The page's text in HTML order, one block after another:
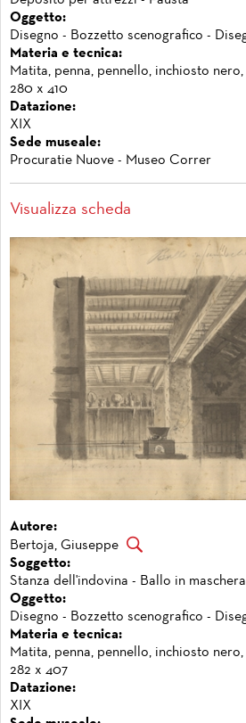
Oggetto:
Disegno - Bozzetto scenografico -
Materia e tecnica:
Matita, penna, pennello, inchiosto
280 x 410
Datazione:
XIX
Sede museale:
Procuratie Nuove - Museo Correr
Visualizza scheda
Autore:
Bertoja, Giuseppe
Soggetto:
Stanza dell'indovina - Ballo in maschera
Oggetto:
Disegno - Bozzetto scenografico -
Materia e tecnica:
Matita, penna, pennello, inchiosto
282 x 407
Datazione:
XIX